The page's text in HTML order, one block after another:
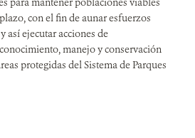
PUBLICACIONES
Y ALIANZAS
con el fin de aunar esfuerzos
así ejecutar acciones de
manejo y conservación
protegidas del Sistema de Parques